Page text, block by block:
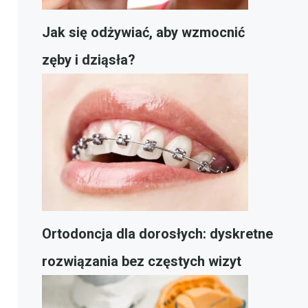
Jak się odżywiać, aby wzmocnić
zęby i dziąsła?
Ortodoncja dla dorosłych: dyskretne
rozwiązania bez częstych wizyt